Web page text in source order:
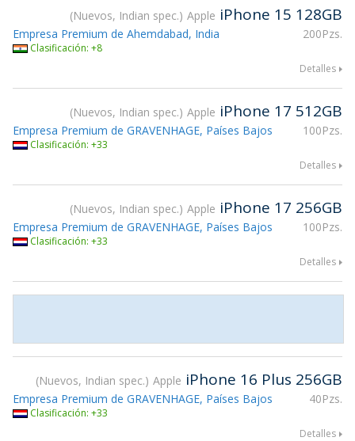
Nuevos, Indian spec. Apple iPhone 15 128GB
200Pzs.
Empresa Premium de Ahemdabad, India
Clasificación: +8
Detalles
Nuevos, Indian spec. Apple iPhone 17 512GB
100Pzs.
Empresa Premium de GRAVENHAGE, Países Bajos
Clasificación: +33
Detalles
Nuevos, Indian spec. Apple iPhone 17 256GB
100Pzs.
Empresa Premium de GRAVENHAGE, Países Bajos
Clasificación: +33
Detalles
Nuevos, Indian spec. Apple iPhone 16 Plus 256GB
40Pzs.
Empresa Premium de GRAVENHAGE, Países Bajos
Clasificación: +33
Detalles